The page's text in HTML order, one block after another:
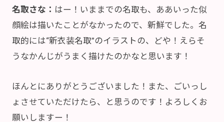
名取さな： はー！いままでの名取も、ああいった似
顔絵は描いたことがなかったので、新鮮でした。名
取的には“新衣装名取”のイラストの、どや！えらそ
うなかんじがうまく描けたのかなと思います！
ほんとにありがとうございました！また、ごいっし
ょさせていただけたら、と思うのです！よろしくお
願いしますー！